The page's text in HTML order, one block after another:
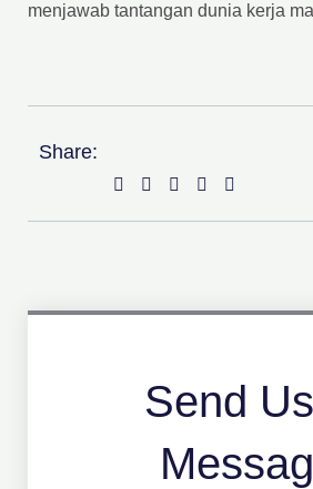
menjawab tantangan dunia kerja
Share:
Send